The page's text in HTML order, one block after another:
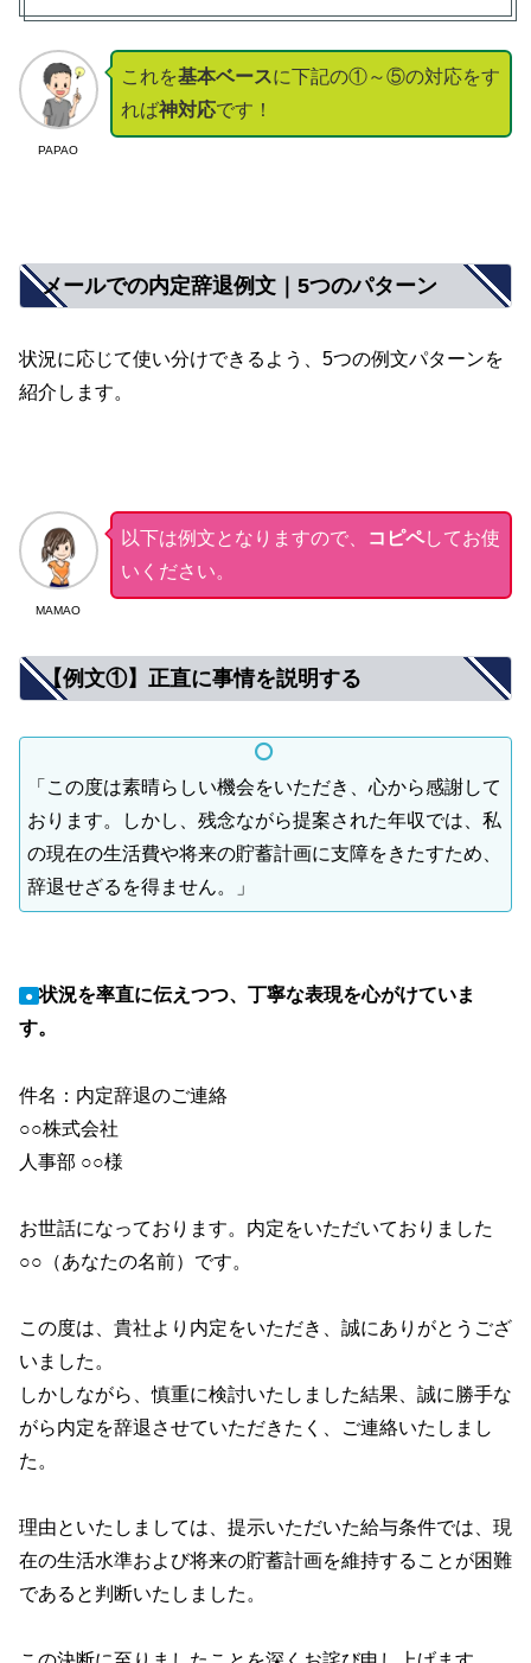
PAPAO
これを基本ベースに下記の①～⑤の対応をす
れば神対応です！
メールでの内定辞退例文｜5つのパターン
状況に応じて使い分けできるよう、5つの例文パターンを
紹介します。
MAMAO
以下は例文となりますので、 コピペしてお使
いください。
【例文①】正直に事情を説明する
「この度は素晴らしい機会をいただき、心から感謝して
おります。しかし、残念ながら提案された年収では、私
の現在の生活費や将来の貯蓄計画に支障をきたすため、
辞退せざるを得ません。」
● 状況を率直に伝えつつ、丁寧な表現を心がけていま
す。
件名：内定辞退のご連絡
○○株式会社
人事部 ○○様
お世話になっております。内定をいただいておりました
○○（あなたの名前）です。
この度は、貴社より内定をいただき、誠にありがとうござ
いました。
しかしながら、慎重に検討いたしました結果、誠に勝手な
がら内定を辞退させていただきたく、ご連絡いたしまし
た。
理由といたしましては、提示いただいた給与条件では、現
在の生活水準および将来の貯蓄計画を維持することが困難
であると判断いたしました。